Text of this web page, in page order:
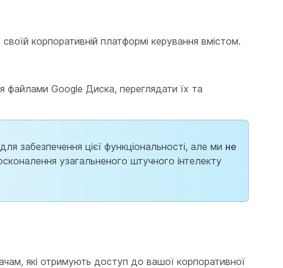
корпоративній платформі керування вмістом.
файлами Google Диска, переглядати їх та
забезпечення цієї функціональності, але ми не
узагальненого штучного інтелекту
які отримують доступ до вашої корпоративної